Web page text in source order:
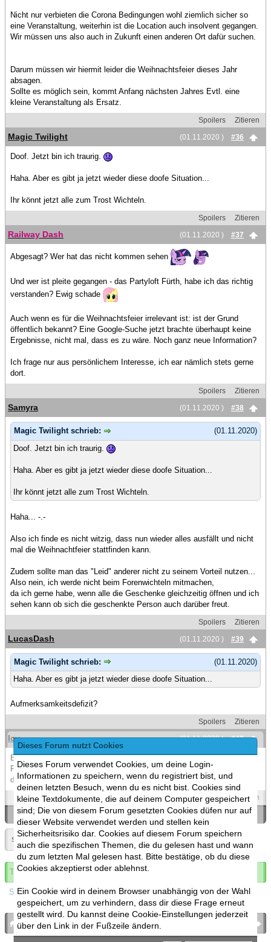
Dieses Forum nutzt Cookies
Dieses Forum verwendet Cookies, um deine Login-
Informationen zu speichern, wenn du registriert bist, und
deinen letzten Besuch, wenn du es nicht bist. Cookies sind
kleine Textdokumente, die auf deinem Computer gespeichert
sind; Die von diesem Forum gesetzten Cookies düfen nur auf
dieser Website verwendet werden und stellen kein
Sicherheitsrisiko dar. Cookies auf diesem Forum speichern
auch die spezifischen Themen, die du gelesen hast und wann
du zum letzten Mal gelesen hast. Bitte bestätige, ob du diese
Cookies akzeptierst oder ablehnst.
Ein Cookie wird in deinem Browser unabhängig von der Wahl
gespeichert, um zu verhindern, dass dir diese Frage erneut
gestellt wird. Du kannst deine Cookie-Einstellungen jederzeit
über den Link in der Fußzeile ändern.
Nicht nur verbieten die Corona Bedingungen wohl ziemlich sicher so
eine Veranstaltung, weiterhin ist die Location auch insolvent gegangen.
Wir müssen uns also auch in Zukunft einen anderen Ort dafür suchen.
Darum müssen wir hiermit leider die Weihnachtsfeier dieses Jahr
absagen.
Sollte es möglich sein, kommt Anfang nächsten Jahres Evtl. eine
kleine Veranstaltung als Ersatz.
Spoilers
Zitieren
(01.11.2020 )
#36
Magic Twilight
Doof. Jetzt bin ich traurig.
Haha. Aber es gibt ja jetzt wieder diese doofe Situation...
Ihr könnt jetzt alle zum Trost Wichteln.
Spoilers
Zitieren
(01.11.2020 )
#37
Railway Dash
Abgesagt? Wer hat das nicht kommen sehen
Und wer ist pleite gegangen - das Partyloft Fürth, habe ich das richtig
verstanden? Ewig schade
Auch wenn es für die Weihnachtsfeier irrelevant ist: ist der Grund
öffentlich bekannt? Eine Google-Suche jetzt brachte überhaupt keine
Ergebnisse, nicht mal, dass es zu wäre. Noch ganz neue Information?
Ich frage nur aus persönlichem Interesse, ich ear nämlich stets gerne
dort.
Spoilers
Zitieren
(01.11.2020 )
#38
Samyra
(01.11.2020)
Magic Twilight schrieb:
Doof. Jetzt bin ich traurig.
Haha. Aber es gibt ja jetzt wieder diese doofe Situation...
Ihr könnt jetzt alle zum Trost Wichteln.
Haha... -.-
Also ich finde es nicht witzig, dass nun wieder alles ausfällt und nicht
mal die Weihnachtfeier stattfinden kann.
Zudem sollte man das "Leid" anderer nicht zu seinem Vorteil nutzen...
Also nein, ich werde nicht beim Forenwichteln mitmachen,
da ich gerne habe, wenn alle die Geschenke gleichzeitig öffnen und ich
sehen kann ob sich die geschenkte Person auch darüber freut.
Spoilers
Zitieren
(01.11.2020 )
#39
LucasDash
(01.11.2020)
Magic Twilight schrieb:
Haha. Aber es gibt ja jetzt wieder diese doofe Situation...
Aufmerksamkeitsdefizit?
Spoilers
Zitieren
(01.11.2020 )
#40
Icy
Einfach ignorieren. Wer weiß warum man so besessen von einer
Forenaktion sein kann in der man selbst keine Aktien drin hat außer
das man teilnimmt.
Spoilers Zitieren
«Ein Thema zurück|Ein Thema vor»
Seite:
Thema abonnieren
Spoilers
bronies.de